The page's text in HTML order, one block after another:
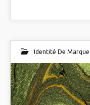
Identité De Marque